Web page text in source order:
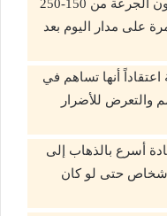
أما في حالة مرض باركنسون تكون الجرعة من 150-250
على مدار اليوم بعد
اعتقاداً أنها تساهم في
والتعرض للأضرار
أسرع بالذهاب إلى
حتى لو كان